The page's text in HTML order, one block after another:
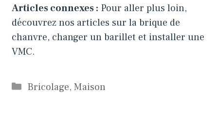
Articles connexes : Pour aller plus loin,
découvrez nos articles sur la brique de
chanvre, changer un barillet et installer une
VMC.
Catégories
Bricolage, Maison